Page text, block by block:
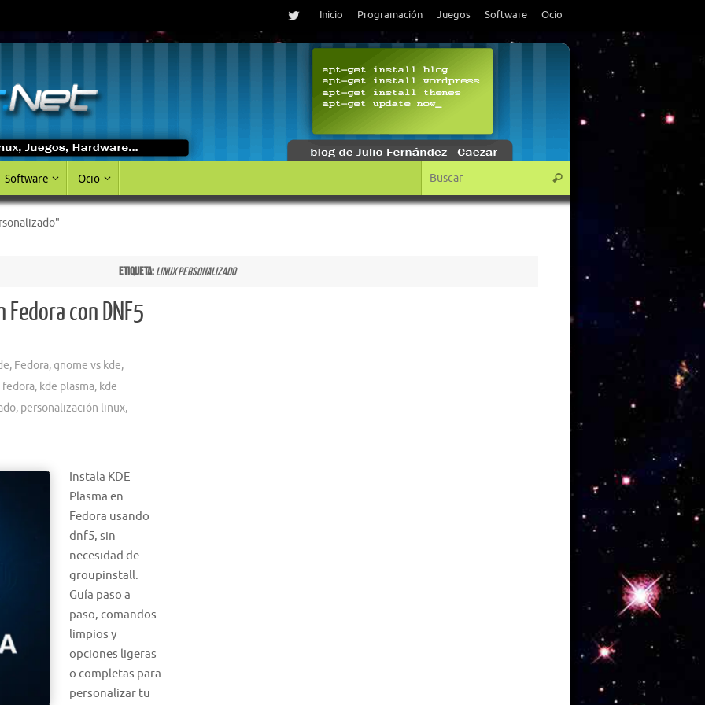
Inicio Programación Juegos Software Ocio
Software Ocio Buscar
Etiqueta:linux personalizado
Fedora con DNF5
, Fedora,gnome vs kde,
fedora, kde plasma, kde
, personalización linux,
Instala KDE
Plasma en
Fedora usando
dnf5, sin
necesidad de
groupinstall.
Guía paso a
paso, comandos
limpios y
opciones ligeras
o completas para
personalizar tu